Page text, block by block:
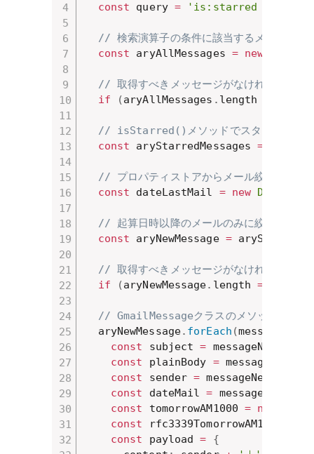
const query = 'is:starred
// 検索演算子の条件に該当するメールが含
const aryAllMessages = new
// 取得すべきメッセージがなければ処理を
if
(aryAllMessages . length
// isStarred()メソッドでスター付きのメ
const aryStarredMessages =
// プロパティストアからメール絞り込みの
const dateLastMail = new Date
// 起算日時以降のメールのみに絞り込み
const aryNewMessage =
// 取得すべきメッセージがなければ処理を
if
(aryNewMessage. length ===
// GmailMessageクラスのメソッドを利用
  aryNewMessage
. forEach (messageNew
const subject = messageNew
const plainBody = messageNew
const sender = messageNew
const dateMail = messageNew
const tomorrowAM1000 = new
const rfc3339TomorrowAM1000
const payload =
{